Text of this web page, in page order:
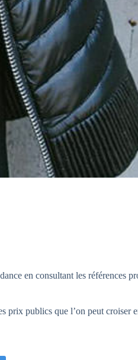
en consultant les références
prix publics que l’on peut croiser